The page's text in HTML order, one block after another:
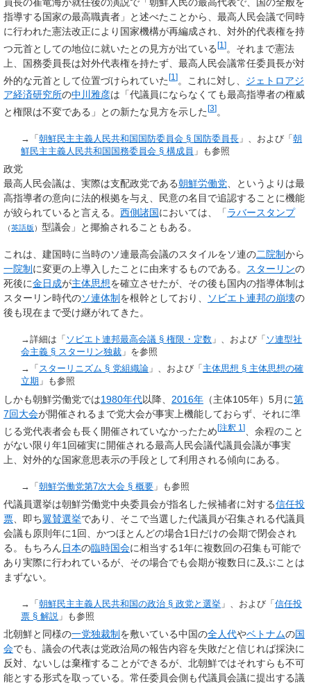
指導する国家の最高職責者」と述べたことから、最高人民会議で同時
に行われた憲法改正により国家機構が再編成され、対外的代表権を持
つ元首としての地位に就いたとの見方が出ている[1 ]。それまで憲法
上、国務委員長は対外代表権を持たず、最高人民会議常任委員長が対
外的な元首として位置づけられていた[1 ]。これに対し、 ジェトロアジ
ア経済研究所の中川雅彦は 「代議員にならなくても最高指導者の権威
と権限は不変である」
との新たな見方を示した [3] 。
→「朝鮮民主主義人民共和国国防委員会 § 国防委員長 」、および「朝
鮮民主主義人民共和国国務委員会 § 構成員 」も参照
政党
最高人民会議は、実際は支配政党である朝鮮労働党 、というよりは最
高指導者の意向に法的根拠を与え、民意の名目で追認することに機能
が絞られていると言える。 西側諸国においては、「ラバースタンプ
（英語版 ） 型議会」と揶揄されることもある。
これは、建国時に当時のソ連最高会議のスタイルをソ連の二院制から
一院制 に変更の上導入したことに由来するものである。 スターリンの
死後に金日成が主体思想を確立させたが、その後も国内の指導体制は
スターリン時代のソ連体制 を根幹としており、 ソビエト連邦の崩壊の
後も現在まで受け継がれてきた。
→詳細は「 ソビエト連邦最高会議 § 権限・定数 」、および「 ソ連型社
会主義 § スターリン独裁 」を参照
→「 スターリニズム § 党組織論 」、および「 主体思想 § 主体思想の確
立期 」も参照
しかも朝鮮労働党では1980年代以降、 2016年 （主体105年）5月に第
7回大会が開催されるまで党大会が事実上機能しておらず、それに準
じる党代表者会も長く開催されていなかったため[注釈 1 ]
、余程のこと
がない限り年1回確実に開催される最高人民会議代議員会議が事実
上、対外的な国家意思表示の手段として利用される傾向にある。
→「朝鮮労働党第7次大会 § 概要 」も参照
代議員選挙は朝鮮労働党中央委員会が指名した候補者に対する信任投
票、即ち翼賛選挙であり、そこで当選した代議員が召集される代議員
会議も原則年に1回、かつほとんどの場合1日だけの会期で閉会され
る。もちろん日本の臨時国会に相当する1年に複数回の召集も可能で
あり実際に行われているが、その場合でも会期が複数日に及ぶことは
まずない。
→「朝鮮民主主義人民共和国の政治 § 政党と選挙 」、および「信任投
票 § 解説 」も参照
北朝鮮と同様の一党独裁制 を敷いている中国の全人代やベトナムの国
会でも、議会の代表は党政治局の報告内容を失敗だと信じれば採決に
反対、ないしは棄権することができるが、北朝鮮ではそれすらも不可
能とする形式を取っている。常任委員会側も代議員会議に提出する議